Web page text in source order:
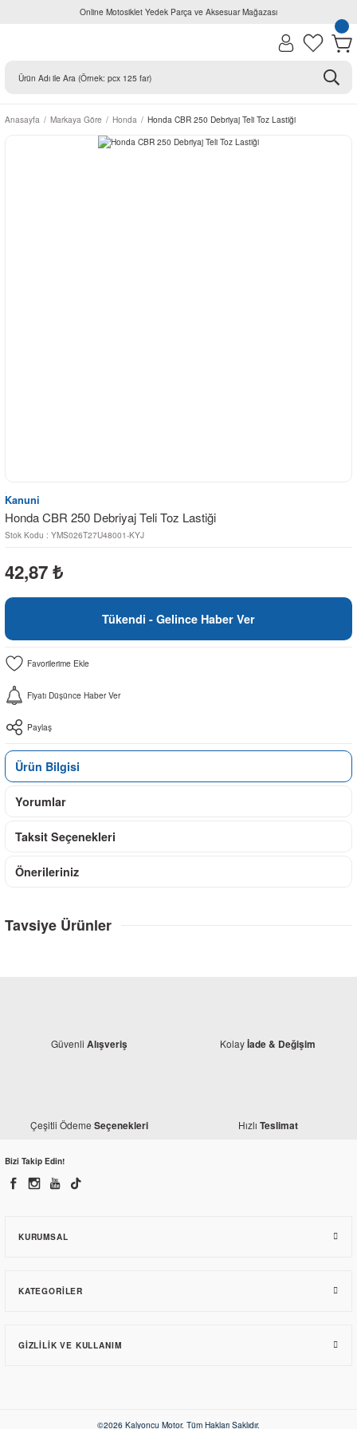
Online Motosiklet Yedek Parça ve Aksesuar Mağazası
Anasayfa Markaya Göre Honda Honda CBR 250 Debriyaj Teli Toz Lastiği
Kanuni
Honda CBR 250 Debriyaj Teli Toz Lastiği
Stok Kodu : YMS026T27U48001-KYJ
42,87 ₺
Tükendi - Gelince Haber Ver
Fiyatı Düşünce Haber Ver
Paylaş
Ürün Bilgisi
Yorumlar
Taksit Seçenekleri
Önerileriniz
Tavsiye Ürünler
Honda CBR 125 Sol Arka Tutamak
1.950,30 TL
Güvenli Alışveriş Kolayİade & Değişim
Çeşitli Ödeme Seçenekleri Hızlı Teslimat
Bizi Takip Edin!
KURUMSAL
KATEGORILER
GIZLILIK VE KULLANIM
©2026 Kalyoncu Motor. Tüm Hakları Saklıdır.